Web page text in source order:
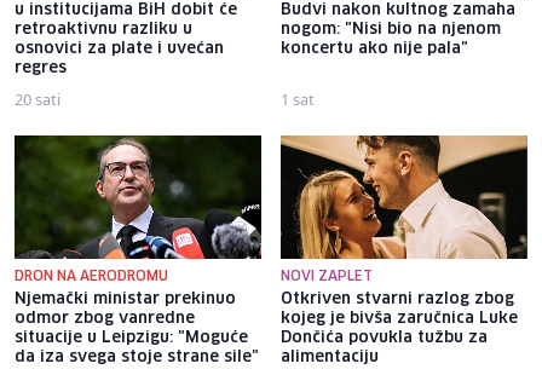
u institucijama BiH dobit će
retroaktivnu razliku u
osnovici za plate i uvećan
regres
20 sati
Budvi nakon kultnog zamaha
nogom: "Nisi bio na njenom
koncertu ako nije pala"
1 sat
DRON NA AERODROMU
Njemački ministar prekinuo
odmor zbog vanredne
situacije u Leipzigu: "Moguće
da iza svega stoje strane sile"
NOVI ZAPLET
Otkriven stvarni razlog zbog
kojeg je bivša zaručnica Luke
Dončića povukla tužbu za
alimentaciju